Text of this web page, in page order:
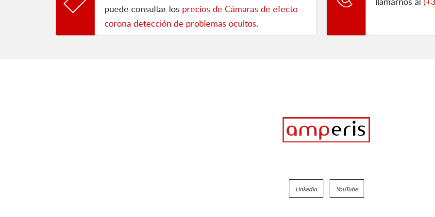
puede consultar los precios de Cámaras de efecto
corona detección de problemas ocultos.
Linkedin YouTube